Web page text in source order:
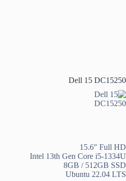
Dell 15 DC15250
15.6″ Full HD
Intel 13th Gen Core i5-1334U
8GB / 512GB SSD
Ubuntu 22.04 LTS